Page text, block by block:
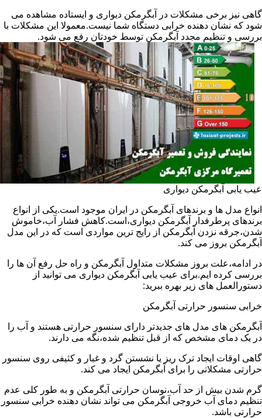
گاهی نیز برخی مشکلات در آبگرمکن دیواری و ایستاده مشاهده می
شود که نشان دهنده خرابی دستگاه شما نیست.معمولا این مشکلات با
بررسی و تنظیم مجدد آبگرمکن توسط خودتان رفع می شود.
عیب یابی آبگرمکن دیواری
انواع مدل ها و برندهای آبگرمکن در ایران موجود است.یکی از انواع
برندهای پرطرفدار آبگرمکن دیواری،است.کاهش فشار آب،خاموش
شدن،جرقه نزدن آبگرمکن از رایج ترین مواردی است که در این مدل
آبگرمکن بروز می کند.
در ادامه،علت بروز مشکلات متداول آبگرمکن و راه حل رفع آن ها را
بررسی کرده ایم.برای عیب یابی آبگرمکن دیواری می توانید از
دستورالعمل های زیر بهره ببرید:
خرابی سنسور حرارتی آبگرمکن
آبگرمکن های مدل های جدیدتر دارای سنسور حرارتی هستند و آب را
در یک دمای مشخص که از قبل تنظیم شده،نگه می دارند.
گاهی اوقات ایجاد ترک ریز یا نشستن گرد و غبار و کثیفی روی سنسور
حرارتی مشکلاتی را برای آبگرمکن ایجاد می کند.
گرم شدن بیش از حد آب،نوسان حرارتی آبگرمکن و به طور کلی عدم
تنظیم دمای آب خروجی آبگرمکن می تواند نشان دهنده خرابی سنسور
حرارتی باشد.